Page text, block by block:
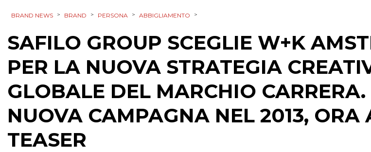
BRAND NEWS > BRAND > PERSONA > ABBIGLIAMENTO >
SAFILO GROUP SCEGLIE W+K
PER LA NUOVA STRATEGIA
GLOBALE DEL MARCHIO
NUOVA CAMPAGNA NEL 2013, ORA
TEASER